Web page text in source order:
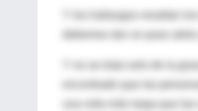
Y los hallazgos resaltan
Y no se trata solo de la
encontrado que las
una vida más larga que